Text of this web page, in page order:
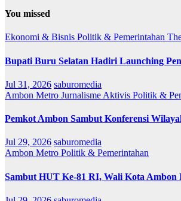
You missed
Ekonomi & Bisnis Politik & Pemerintahan
Bupati Buru Selatan Hadiri Launching
Jul 31, 2026 saburomedia
Ambon Metro Jurnalisme Aktivis Politik &
Pemkot Ambon Sambut Konferensi
Jul 29, 2026 saburomedia
Ambon Metro Politik & Pemerintahan
Sambut HUT Ke-81 RI, Wali Kota